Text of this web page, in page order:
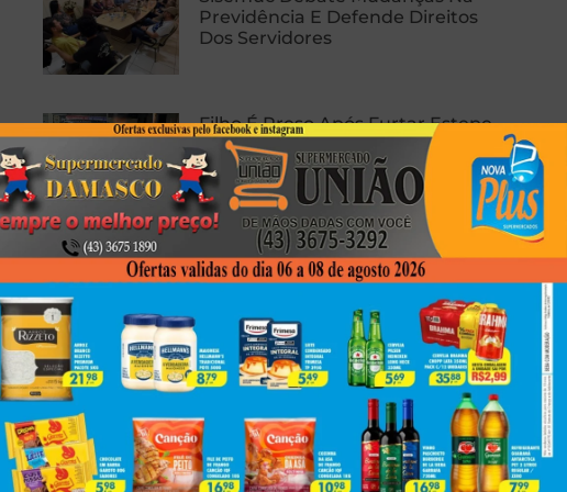
Previdência E Defende Direitos
Dos Servidores
Filho É Preso Após Furtar Estepe
Do Carro Do Próprio Pai Para
Trocar Por Drogas Em Londrina
Pesquisa Com Teste De
Inteligência Aponta Que Jovens
Inteligentes